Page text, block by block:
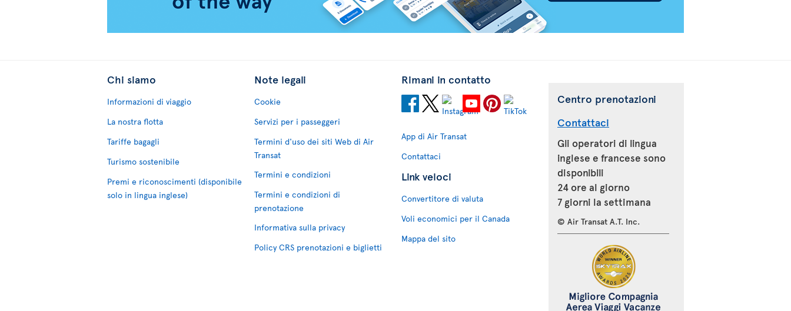
Chi siamo
Informazioni di viaggio
La nostra flotta
Tariffe bagagli
Turismo sostenibile
Premi e riconoscimenti (disponibile
solo in lingua inglese)
Note legali
Cookie
Servizi per i passeggeri
Termini d'uso dei siti Web di Air
Transat
Termini e condizioni
Termini e condizioni di
prenotazione
Informativa sulla privacy
Policy CRS prenotazioni e biglietti
Rimani in contatto
App di Air Transat
Contattaci
Link veloci
Convertitore di valuta
Voli economici per il Canada
Mappa del sito
Centro prenotazioni
Contattaci
Gli operatori di lingua
inglese e francese sono
disponibili
24 ore al giorno
7 giorni la settimana
© Air Transat A.T. Inc.